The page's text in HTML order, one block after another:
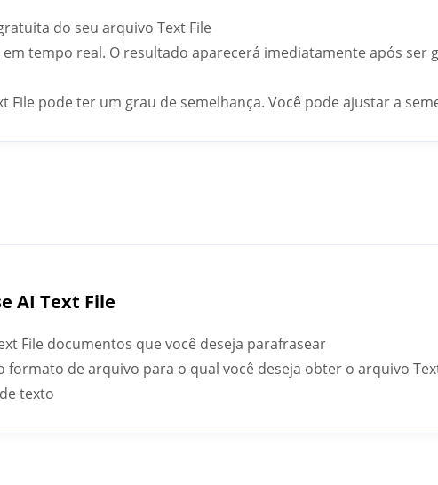
do seu arquivo Text File
em tempo real. O resultado aparecerá imediatamente após ser
File pode ter um grau de semelhança. Você pode ajustar a
AI Text File
File documentos que você deseja parafrasear
formato de arquivo para o qual você deseja obter o arquivo
texto